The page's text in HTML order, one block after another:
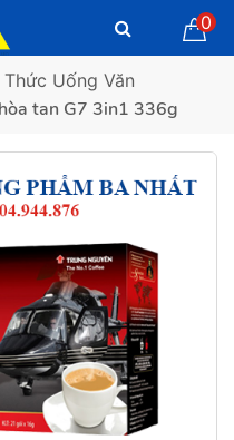
0
Thức Uống Văn
tan G7 3in1 336g